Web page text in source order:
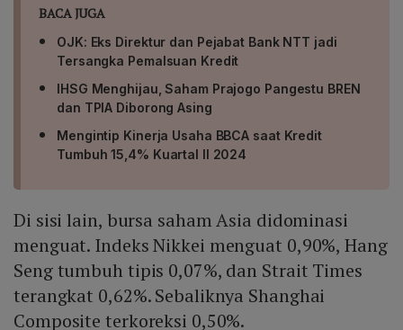
BACA JUGA
OJK: Eks Direktur dan Pejabat Bank NTT jadi
Tersangka Pemalsuan Kredit
IHSG Menghijau, Saham Prajogo Pangestu BREN
dan TPIA Diborong Asing
Mengintip Kinerja Usaha BBCA saat Kredit
Tumbuh 15,4% Kuartal II 2024
Di sisi lain, bursa saham Asia didominasi
menguat. Indeks Nikkei menguat 0,90%, Hang
Seng tumbuh tipis 0,07%, dan Strait Times
terangkat 0,62%. Sebaliknya Shanghai
Composite terkoreksi 0,50%.